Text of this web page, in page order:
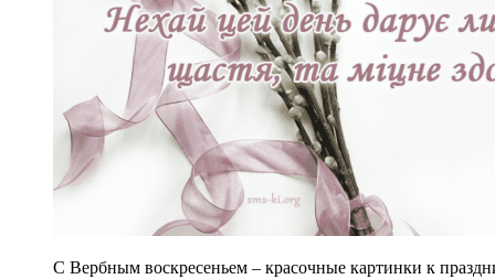
С Вербным воскресеньем – красочные картинки к